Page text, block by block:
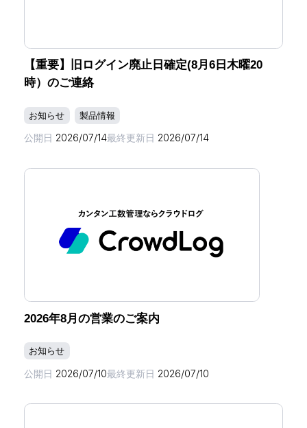
【重要】旧ログイン廃止日確定(8月6日木曜20
時）のご連絡
お知らせ 製品情報
公開日 2026/07/14最終更新日 2026/07/14
2026年8月の営業のご案内
お知らせ
公開日 2026/07/10最終更新日 2026/07/10